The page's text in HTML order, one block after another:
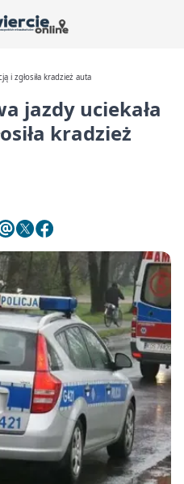
i zgłosiła kradzież auta
jazdy uciekała
kradzież